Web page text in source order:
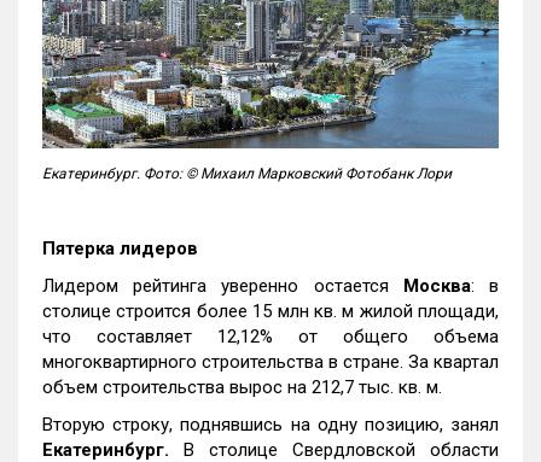
Екатеринбург. Фото: © Михаил Марковский Фотобанк Лори
Пятерка лидеров
Лидером рейтинга уверенно остается Москва: в
столице строится более 15 млн кв. м жилой площади,
что составляет 12,12% от общего объема
многоквартирного строительства в стране. За квартал
объем строительства вырос на 212,7 тыс. кв. м.
Вторую строку, поднявшись на одну позицию, занял
Екатеринбург. В столице Свердловской области